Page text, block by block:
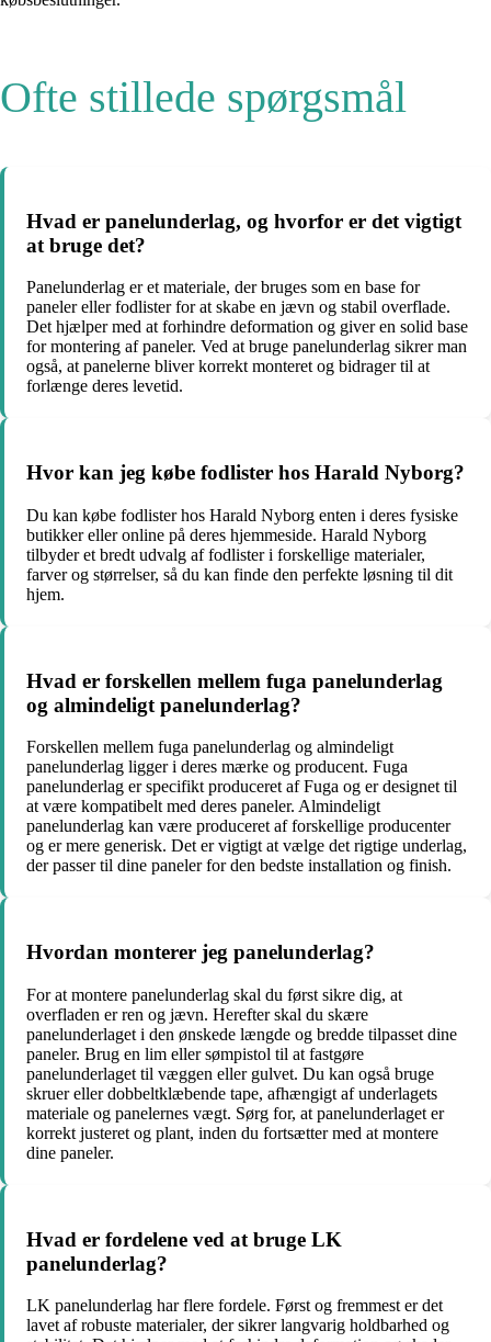
Ofte stillede spørgsmål
Hvad er panelunderlag, og hvorfor er det vigtigt
at bruge det?
Panelunderlag er et materiale, der bruges som en base for
paneler eller fodlister for at skabe en jævn og stabil overflade.
Det hjælper med at forhindre deformation og giver en solid base
for montering af paneler. Ved at bruge panelunderlag sikrer man
også, at panelerne bliver korrekt monteret og bidrager til at
forlænge deres levetid.
Hvor kan jeg købe fodlister hos Harald Nyborg?
Du kan købe fodlister hos Harald Nyborg enten i deres fysiske
butikker eller online på deres hjemmeside. Harald Nyborg
tilbyder et bredt udvalg af fodlister i forskellige materialer,
farver og størrelser, så du kan finde den perfekte løsning til dit
hjem.
Hvad er forskellen mellem fuga panelunderlag
og almindeligt panelunderlag?
Forskellen mellem fuga panelunderlag og almindeligt
panelunderlag ligger i deres mærke og producent. Fuga
panelunderlag er specifikt produceret af Fuga og er designet til
at være kompatibelt med deres paneler. Almindeligt
panelunderlag kan være produceret af forskellige producenter
og er mere generisk. Det er vigtigt at vælge det rigtige underlag,
der passer til dine paneler for den bedste installation og finish.
Hvordan monterer jeg panelunderlag?
For at montere panelunderlag skal du først sikre dig, at
overfladen er ren og jævn. Herefter skal du skære
panelunderlaget i den ønskede længde og bredde tilpasset dine
paneler. Brug en lim eller sømpistol til at fastgøre
panelunderlaget til væggen eller gulvet. Du kan også bruge
skruer eller dobbeltklæbende tape, afhængigt af underlagets
materiale og panelernes vægt. Sørg for, at panelunderlaget er
korrekt justeret og plant, inden du fortsætter med at montere
dine paneler.
Hvad er fordelene ved at bruge LK
panelunderlag?
LK panelunderlag har flere fordele. Først og fremmest er det
lavet af robuste materialer, der sikrer langvarig holdbarhed og